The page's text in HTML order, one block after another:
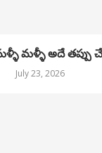
మళ్ళీ అదే తప్పు
July 23, 2026